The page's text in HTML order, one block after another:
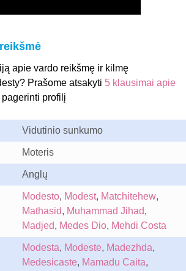
apie vardo reikšmę ir kilmę
Prašome atsakyti 5 klausimai apie
profilį
Vidutinio sunkumo
Moteris
Anglų
Modesto, Modest, Matchitehew,
Mathasid, Muhammad Jihad,
Madjed, Medes Dio, Mehdi Costa
Modesta, Modeste, Madezhda,
Medesicaste, Mamadu Caita,